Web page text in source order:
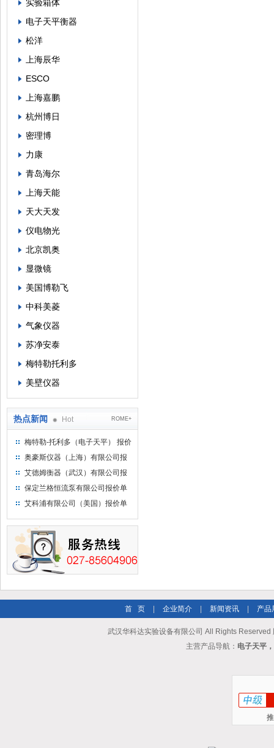
实验箱体
电子天平衡器
松洋
上海辰华
ESCO
上海嘉鹏
杭州博日
密理博
力康
青岛海尔
上海天能
天大天发
仪电物光
北京凯奥
显微镜
美国博勒飞
中科美菱
气象仪器
苏净安泰
梅特勒托利多
美壁仪器
热点新闻 Hot ROME+
梅特勒-托利多（电子天平） 报价
单
奥豪斯仪器（上海）有限公司报
价单
艾德姆衡器（武汉）有限公司报
价单
保定兰格恒流泵有限公司报价单
艾科浦有限公司（美国）报价单
首 页 企业简介 新闻资讯 产品
武汉华科达实验设备有限公司 All Rights Reserved
主营产品导航： 电子天平